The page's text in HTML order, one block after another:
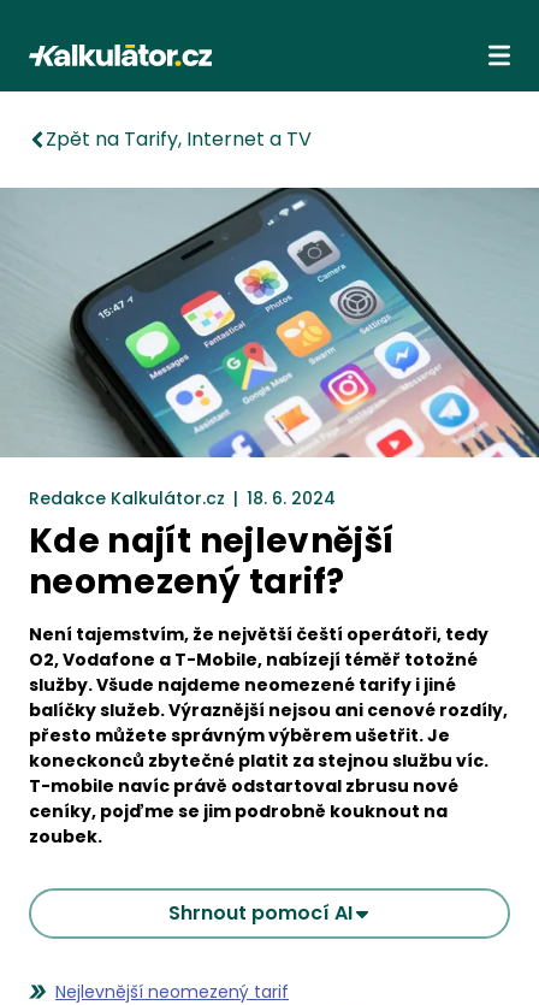
Kalkulátor.cz
Zpět na Tarify, Internet a TV
Redakce Kalkulátor.cz | 18. 6. 2024
Kde najít nejlevnější
neomezený tarif?
Není tajemstvím, že největší čeští operátoři, tedy
O2, Vodafone a T-Mobile, nabízejí téměř totožné
služby. Všude najdeme neomezené tarify i jiné
balíčky služeb. Výraznější nejsou ani cenové rozdíly,
přesto můžete správným výběrem ušetřit. Je
koneckonců zbytečné platit za stejnou službu víc.
T-mobile navíc právě odstartoval zbrusu nové
ceníky, pojďme se jim podrobně kouknout na
zoubek.
Shrnout pomocí AI
Nejlevnější neomezený tarif